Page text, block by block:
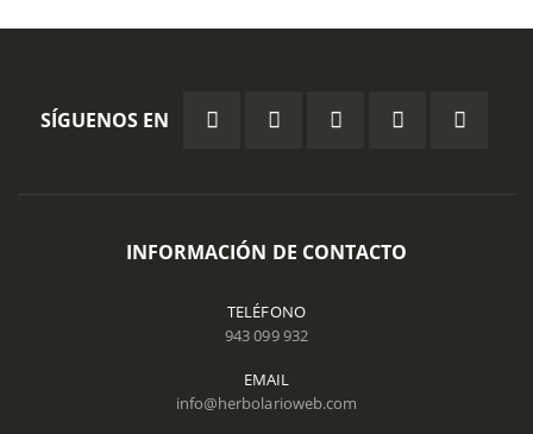
SÍGUENOS EN
INFORMACIÓN DE CONTACTO
TELÉFONO
943 099 932
EMAIL
info@herbolarioweb.com